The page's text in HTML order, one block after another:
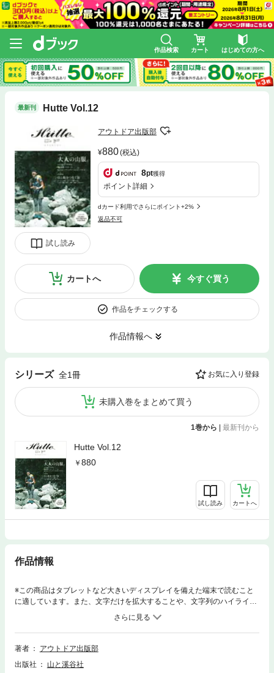
作品検索 カート はじめての方へ
最新刊 Hutte Vol.12
試し読み
アウトドア出版部
880(税込)
8pt獲得
ポイント詳細
dカード利用でさらにポイント+2%
返品不可
カートへ 今すぐ買う
作品をチェックする
作品情報へ
シリーズ 全1冊 お気に入り登録
未購入巻をまとめて買う
1巻から | 最新刊から
Hutte Vol.12
880
試し読み カートへ
作品情報
※この商品はタブレットなど大きいディスプレイを備えた端末で読むこと
に適しています。また、文字だけを拡大することや、文字列のハイライ
ト、検索、辞書の参照、引用などの機能が使用できません。私と山をつな
ぐHutte。大人の山服をまとって夏の山旅、東へ西へ。夏休みだから時間
はたっぷり。少し遠出をして、気になるあの山を登りましょう。下山した
ら、山麓の町で一泊、ぶらりと散歩でもどうでしょう。登山も山麓の町歩
スできる夏の山旅スタイルを提案。巻頭グラフ☆「山と夏服。小松菜奈」
著者
アウトドア出版部
出版社
山と溪谷社